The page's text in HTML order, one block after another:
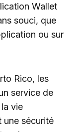
Wallet
souci, que
ou sur
Rico, les
service de
vie
une sécurité